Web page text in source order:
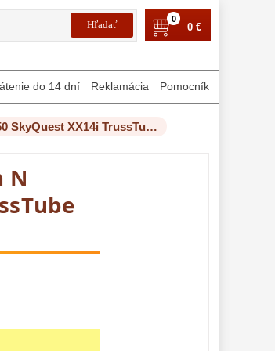
0
0 €
do 14 dní Reklamácia Pomocník
Hvezdársky ďalekohľad Orion N 356/1650 SkyQuest XX14i TrussTube Intelliscope DOB Set
N